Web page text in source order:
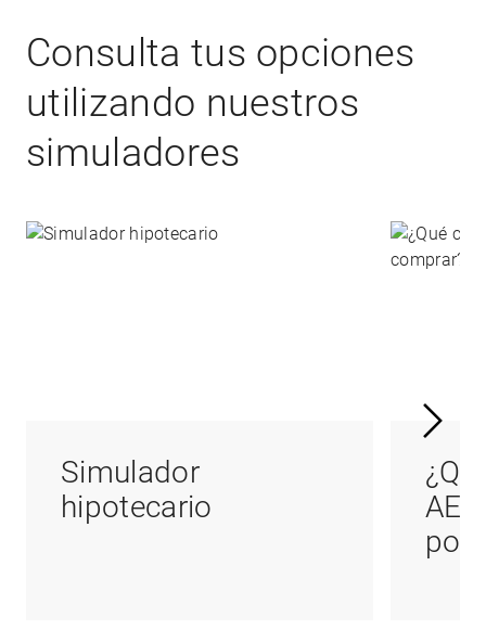
Consulta tus opciones
utilizando nuestros
simuladores
Simulador
hipotecario